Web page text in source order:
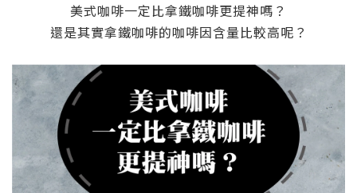
美式咖啡一定比拿鐵咖啡更提神嗎？
還是其實拿鐵咖啡的咖啡因含量比較高呢？